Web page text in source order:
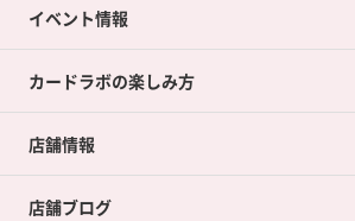
イベント情報
カードラボの楽しみ方
店舗情報
店舗ブログ